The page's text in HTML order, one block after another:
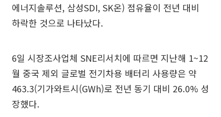
에너지솔루션, 삼성SDI, SK온) 점유율이 전년 대비
하락한 것으로 나타났다.
6일 시장조사업체 SNE리서치에 따르면 지난해 1~12
월 중국 제외 글로벌 전기차용 배터리 사용량은 약
463.3(기가와트시(GWh)로 전년 동기 대비 26.0% 성
장했다.